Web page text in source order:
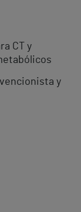
CT y
y